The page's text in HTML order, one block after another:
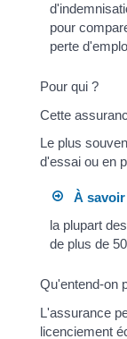
pour
perte
Pour qui ?
Cette
Le plus
d'essai ou en
À savoir
la plupart
de plus de
Qu'entend-on
L'assurance
licenciement